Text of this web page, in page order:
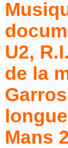
U2,
de la
Mans